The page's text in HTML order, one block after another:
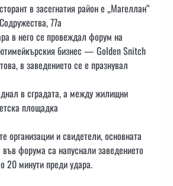
в засегнатия район е „Магеллан“
77а
в него се провеждал форум на
бизнес — Golden Snitch
в заведението се е празнувал
в сградата, а между жилищни
площадка
организации и свидетели, основната
във форума са напуснали заведението
20 минути преди удара.